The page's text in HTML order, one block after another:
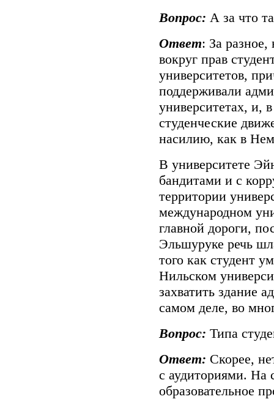
Вопрос: А за что
Ответ: За
вокруг прав
университетов,
поддерживали
университетах, и,
студенческие
насилию, как в
В университете
бандитами и с
территории
международном
главной дороги,
Эльшуруке речь
того как студент
Нильском
захватить здание
самом деле, во
Вопрос: Типа
Ответ: Скорее,
с аудиториями. На
образовательное